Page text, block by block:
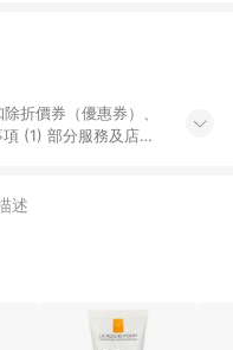
電子書，請詳閱
結帳，才享有 LINE
點資格。 (4) 如
等其他網頁、或
述